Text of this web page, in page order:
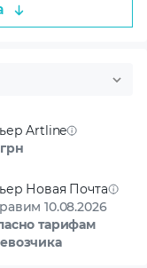
Artline
Новая Почта
10.08.2026
тарифам